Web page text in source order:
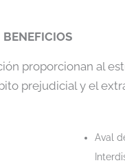
BENEFICIOS
proporcionan al
prejudicial y el
Aval